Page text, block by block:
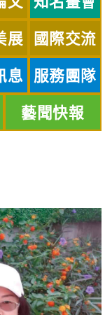
展 國際交流
息 服務團隊
藝聞快報